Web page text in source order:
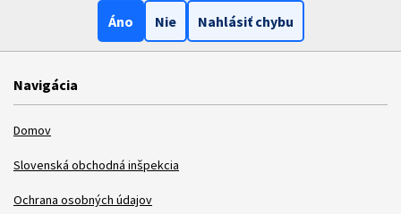
Áno
Nie Nahlásiť chybu
Navigácia
Domov
Slovenská obchodná inšpekcia
Ochrana osobných údajov